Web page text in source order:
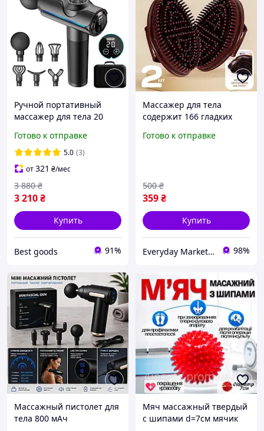
Ручной портативный
массажер для тела 20
пистолет - вибрационный
ударный перкуссионный
массажер
Готово к отправке
5.0 (3)
от321 ₴/мес
3 210₴
3 880 ₴
Купить
Best goods 91%
Массажер для тела
содержит 166 гладких
улучшающих
Готово к отправке
359₴
500 ₴
Купить
Everyday Market 0965612251 98%
Массажный пистолет для
тела 800 мАч
Мяч массажный твердый
с шипами d=7см мячик